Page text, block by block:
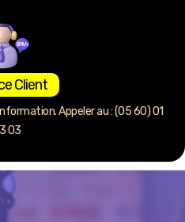
Client
Appeler au : (05 60) 01
03